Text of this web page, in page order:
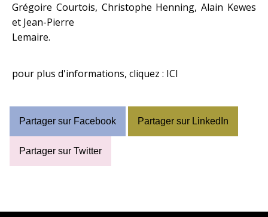
Grégoire Courtois, Christophe Henning, Alain Kewes
et Jean-Pierre
Lemaire.
pour plus d'informations, cliquez : ICI
Partager sur Facebook Partager sur LinkedIn
Partager sur Twitter